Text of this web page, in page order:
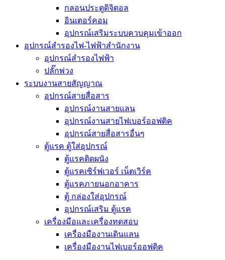
กลอนประตูดิจิตอล
อินเตอร์คอม
อุปกรณ์เสริมระบบควบคุมเข้าออก
อุปกรณ์สำรองไฟ-ไฟฟ้าสำนักงาน
อุปกรณ์สำรองไฟฟ้า
ปลั๊กพ่วง
ระบบงานสายสัญญาณ
อุปกรณ์สายสื่อสาร
อุปกรณ์งานสายแลน
อุปกรณ์งานสายไฟเบอร์ออฟติค
อุปกรณ์สายสื่อสารอื่นๆ
ตู้แรค ตู้ใส่อุปกรณ์
ตู้แรคติดผนัง
ตู้แรคเซิร์ฟเวอร์ เน็ตเวิร์ค
ตู้แรคภายนอกอาคาร
ตู้ กล่องใส่อุปกรณ์
อุปกรณ์เสริม ตู้แรค
เครื่องมือและเครื่องทดสอบ
เครื่องมืองานเดินแลน
เครื่องมืองานไฟเบอร์ออฟติค